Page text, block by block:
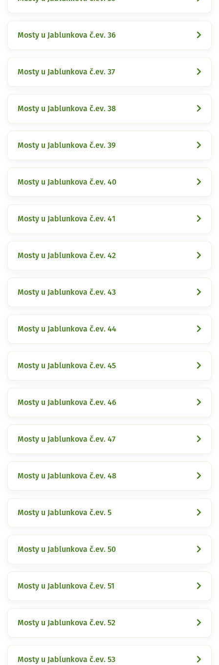
Mosty u Jablunkova č.ev. 36
Mosty u Jablunkova č.ev. 37
Mosty u Jablunkova č.ev. 38
Mosty u Jablunkova č.ev. 39
Mosty u Jablunkova č.ev. 40
Mosty u Jablunkova č.ev. 41
Mosty u Jablunkova č.ev. 42
Mosty u Jablunkova č.ev. 43
Mosty u Jablunkova č.ev. 44
Mosty u Jablunkova č.ev. 45
Mosty u Jablunkova č.ev. 46
Mosty u Jablunkova č.ev. 47
Mosty u Jablunkova č.ev. 48
Mosty u Jablunkova č.ev. 5
Mosty u Jablunkova č.ev. 50
Mosty u Jablunkova č.ev. 51
Mosty u Jablunkova č.ev. 52
Mosty u Jablunkova č.ev. 53